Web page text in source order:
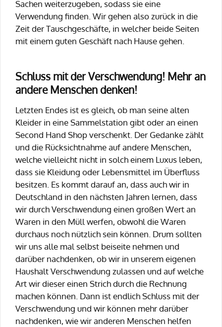
Sachen weiterzugeben, sodass sie eine
Verwendung finden. Wir gehen also zurück in die
Zeit der Tauschgeschäfte, in welcher beide Seiten
mit einem guten Geschäft nach Hause gehen.
Schluss mit der Verschwendung! Mehr an
andere Menschen denken!
Letzten Endes ist es gleich, ob man seine alten
Kleider in eine Sammelstation gibt oder an einen
Second Hand Shop verschenkt. Der Gedanke zählt
und die Rücksichtnahme auf andere Menschen,
welche vielleicht nicht in solch einem Luxus leben,
dass sie Kleidung oder Lebensmittel im Überfluss
besitzen. Es kommt darauf an, dass auch wir in
Deutschland in den nächsten Jahren lernen, dass
wir durch Verschwendung einen großen Wert an
Waren in den Müll werfen, obwohl die Waren
durchaus noch nützlich sein können. Drum sollten
wir uns alle mal selbst beiseite nehmen und
darüber nachdenken, ob wir in unserem eigenen
Haushalt Verschwendung zulassen und auf welche
Art wir dieser einen Strich durch die Rechnung
machen können. Dann ist endlich Schluss mit der
Verschwendung und wir können mehr darüber
nachdenken, wie wir anderen Menschen helfen